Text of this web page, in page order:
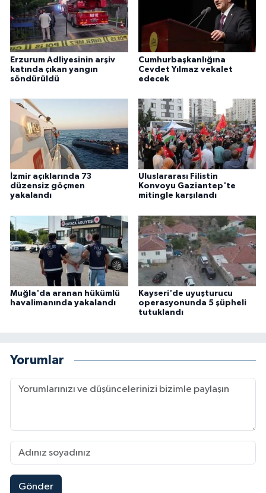
Erzurum Adliyesinin arşiv
katında çıkan yangın
söndürüldü
Cumhurbaşkanlığına
Cevdet Yılmaz vekalet
edecek
İzmir açıklarında 73
düzensiz göçmen
yakalandı
Uluslararası Filistin
Konvoyu Gaziantep'te
mitingle karşılandı
Muğla'da aranan hükümlü
havalimanında yakalandı
Kayseri'de uyuşturucu
operasyonunda 5 şüpheli
tutuklandı
Yorumlar
Gönder